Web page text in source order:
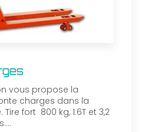
vous propose la
charges dans la
Tire fort 800 kg, 1.6T et 3,2